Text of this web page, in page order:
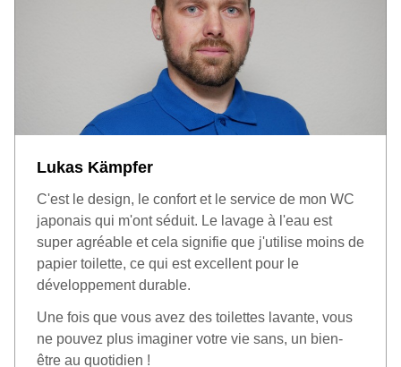
Lukas Kämpfer
C'est le design, le confort et le service de mon WC
japonais qui m'ont séduit. Le lavage à l'eau est
super agréable et cela signifie que j'utilise moins de
papier toilette, ce qui est excellent pour le
développement durable.
Une fois que vous avez des toilettes lavante, vous
ne pouvez plus imaginer votre vie sans, un bien-
être au quotidien !